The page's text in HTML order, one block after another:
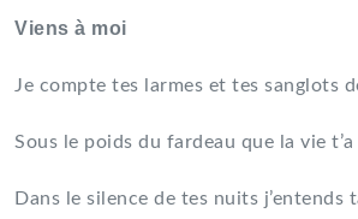
DES HMONG DE
Viens à moi
Je compte tes larmes et tes sanglots
Sous le poids du fardeau que la vie
Dans le silence de tes nuits j’entends